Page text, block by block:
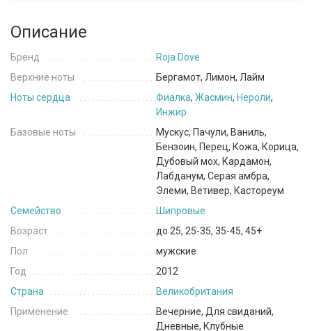
Описание
Бренд
Roja Dove
Верхние ноты
Бергамот, Лимон, Лайм
Ноты сердца
Фиалка, Жасмин, Нероли,
Инжир
Базовые ноты
Мускус, Пачули, Ваниль,
Бензоин, Перец, Кожа, Корица,
Дубовый мох, Кардамон,
Лабданум, Серая амбра,
Элеми, Ветивер, Кастореум
Семейство
Шипровые
Возраст
до 25, 25-35, 35-45, 45+
Пол
мужские
Год
2012
Страна
Великобритания
Применение
Вечерние, Для свиданий,
Дневные, Клубные